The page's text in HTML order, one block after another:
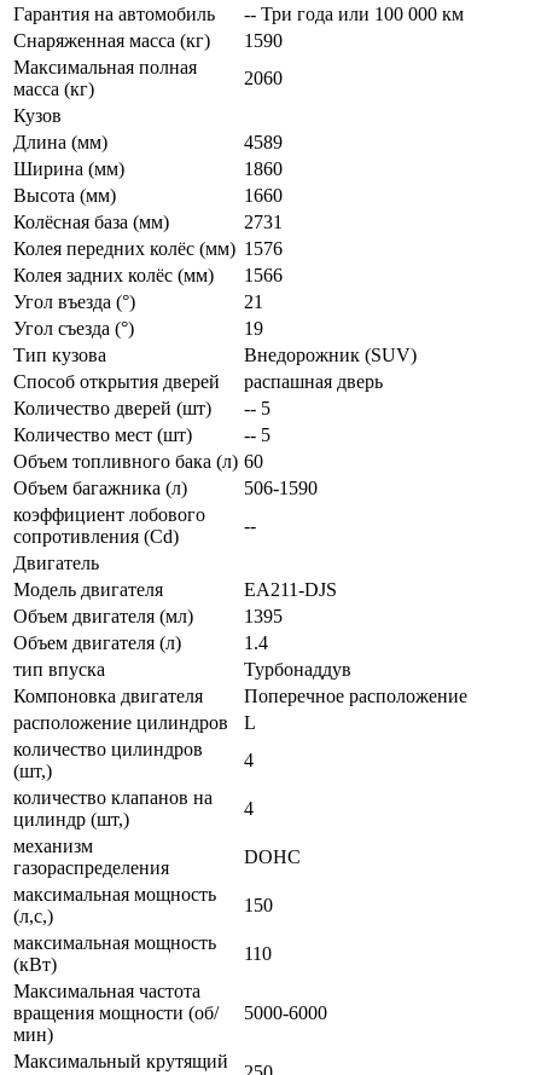
Гарантия на автомобиль
-- Три года или 100 000 км
Снаряженная масса (кг)
1590
Максимальная полная
масса (кг)
2060
Кузов
Длина (мм)
4589
Ширина (мм)
1860
Высота (мм)
1660
Колёсная база (мм)
2731
Колея передних колёс (мм) 1576
Колея задних колёс (мм)
1566
Угол въезда (°)
21
Угол съезда (°)
19
Тип кузова
Внедорожник (SUV)
Способ открытия дверей
распашная дверь
Количество дверей (шт)
-- 5
Количество мест (шт)
-- 5
Объем топливного бака (л) 60
Объем багажника (л)
506-1590
коэффициент лобового
сопротивления (Cd)
--
Двигатель
Модель двигателя
EA211-DJS
Объем двигателя (мл)
1395
Объем двигателя (л)
1.4
тип впуска
Турбонаддув
Компоновка двигателя
Поперечное расположение
расположение цилиндров
L
количество цилиндров
(шт,)
4
количество клапанов на
цилиндр (шт,)
4
механизм
газораспределения
DOHC
максимальная мощность
(л,с,)
150
максимальная мощность
(кВт)
110
Максимальная частота
вращения мощности (об/
мин)
5000-6000
Максимальный крутящий